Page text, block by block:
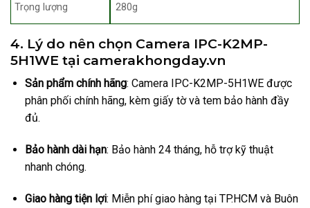
Trọng lượng 280g
4. Lý do nên chọn Camera IPC-K2MP-
5H1WE tại camerakhongday.vn
Sản phẩm chính hãng: Camera IPC-K2MP-5H1WE được
phân phối chính hãng, kèm giấy tờ và tem bảo hành đầy
đủ.
Bảo hành dài hạn: Bảo hành 24 tháng, hỗ trợ kỹ thuật
nhanh chóng.
Giao hàng tiện lợi: Miễn phí giao hàng tại TP.HCM và Buôn